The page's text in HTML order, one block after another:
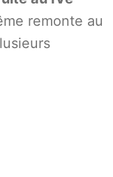
remonte au